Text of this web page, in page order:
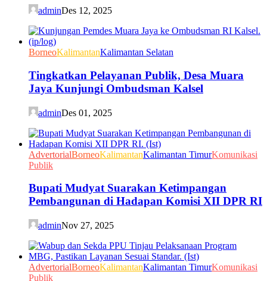
adminDes 12, 2025
BorneoKalimantanKalimantan Selatan
Tingkatkan Pelayanan Publik, Desa Muara
Jaya Kunjungi Ombudsman Kalsel
adminDes 01, 2025
AdvertorialBorneoKalimantanKalimantan TimurKomunikasi
Publik
Bupati Mudyat Suarakan Ketimpangan
Pembangunan di Hadapan Komisi XII DPR RI
adminNov 27, 2025
AdvertorialBorneoKalimantanKalimantan TimurKomunikasi
Publik